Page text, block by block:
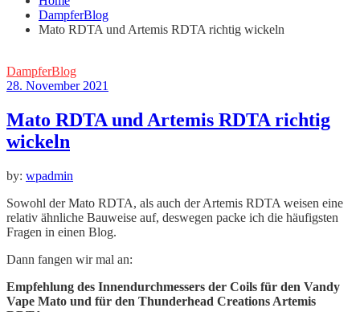
DampferBlog
Mato RDTA und Artemis RDTA richtig wickeln
DampferBlog
28. November 2021
Mato RDTA und Artemis RDTA richtig
wickeln
by: wpadmin
Sowohl der Mato RDTA, als auch der Artemis RDTA weisen eine
relativ ähnliche Bauweise auf, deswegen packe ich die häufigsten
Fragen in einen Blog.
Dann fangen wir mal an:
Empfehlung des Innendurchmessers der Coils für den Vandy
Vape Mato und für den Thunderhead Creations Artemis